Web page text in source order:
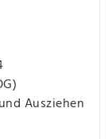
Ausziehen